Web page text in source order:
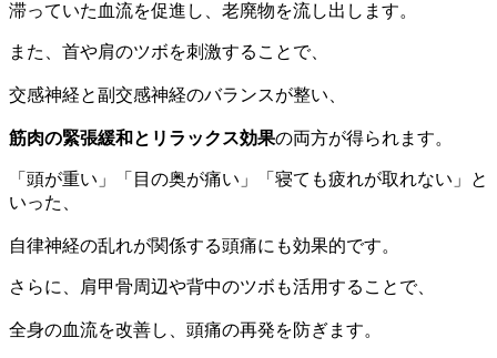
滞っていた血流を促進し、老廃物を流し出します。
また、首や肩のツボを刺激することで、
交感神経と副交感神経のバランスが整い、
筋肉の緊張緩和とリラックス効果の両方が得られます。
「頭が重い」「目の奥が痛い」「寝ても疲れが取れない」と
いった、
自律神経の乱れが関係する頭痛にも効果的です。
さらに、肩甲骨周辺や背中のツボも活用することで、
全身の血流を改善し、頭痛の再発を防ぎます。